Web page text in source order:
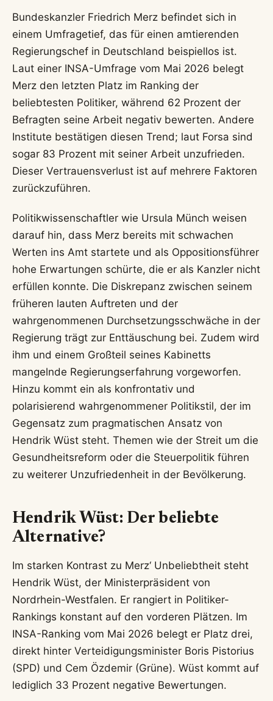
Bundeskanzler Friedrich Merz befindet sich in
einem Umfragetief, das für einen amtierenden
Regierungschef in Deutschland beispiellos ist.
Laut einer INSA-Umfrage vom Mai 2026 belegt
Merz den letzten Platz im Ranking der
beliebtesten Politiker, während 62 Prozent der
Befragten seine Arbeit negativ bewerten. Andere
Institute bestätigen diesen Trend; laut Forsa sind
sogar 83 Prozent mit seiner Arbeit unzufrieden.
Dieser Vertrauensverlust ist auf mehrere Faktoren
zurückzuführen.
Politikwissenschaftler wie Ursula Münch weisen
darauf hin, dass Merz bereits mit schwachen
Werten ins Amt startete und als Oppositionsführer
hohe Erwartungen schürte, die er als Kanzler nicht
erfüllen konnte. Die Diskrepanz zwischen seinem
früheren lauten Auftreten und der
wahrgenommenen Durchsetzungsschwäche in der
Regierung trägt zur Enttäuschung bei. Zudem wird
ihm und einem Großteil seines Kabinetts
mangelnde Regierungserfahrung vorgeworfen.
Hinzu kommt ein als konfrontativ und
polarisierend wahrgenommener Politikstil, der im
Gegensatz zum pragmatischen Ansatz von
Hendrik Wüst steht. Themen wie der Streit um die
Gesundheitsreform oder die Steuerpolitik führen
zu weiterer Unzufriedenheit in der Bevölkerung.
Hendrik Wüst: Der beliebte
Alternative?
Im starken Kontrast zu Merz‘ Unbeliebtheit steht
Hendrik Wüst, der Ministerpräsident von
Nordrhein-Westfalen. Er rangiert in Politiker-
Rankings konstant auf den vorderen Plätzen. Im
INSA-Ranking vom Mai 2026 belegt er Platz drei,
direkt hinter Verteidigungsminister Boris Pistorius
(SPD) und Cem Özdemir (Grüne). Wüst kommt auf
lediglich 33 Prozent negative Bewertungen.